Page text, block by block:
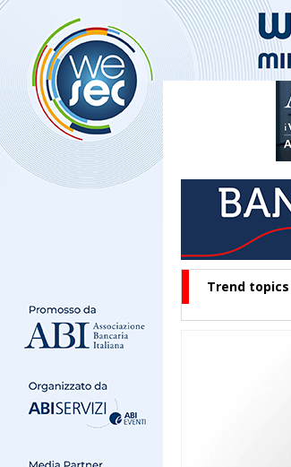
Trend topics